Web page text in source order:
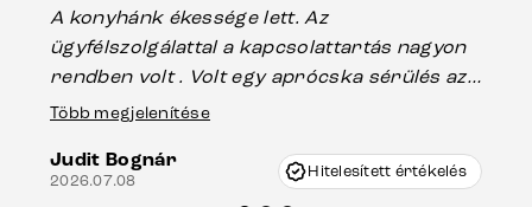
A konyhánk ékessége lett. Az
ügyfélszolgálattal a kapcsolattartás nagyon
rendben volt . Volt egy aprócska sérülés az
asztal talpánál, ami szállításkor
nagyon korrekten jártak el az ügyemben.
Mindenkinek ajánlani tudom a Delife
Több megjelenítése
Judit Bognár
2026.07.08 Hitelesített értékelés